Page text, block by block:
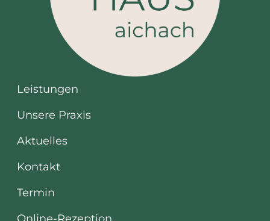
Leistungen
Unsere Praxis
Aktuelles
Kontakt
Termin